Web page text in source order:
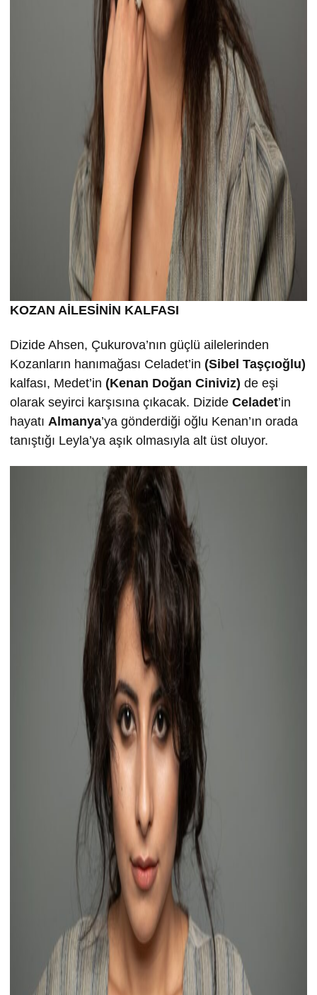
KOZAN AİLESİNİN KALFASI
Dizide Ahsen, Çukurova’nın güçlü ailelerinden
Kozanların hanımağası Celadet’in (Sibel Taşçıoğlu)
kalfası, Medet’in (Kenan Doğan Ciniviz) de eşi
olarak seyirci karşısına çıkacak. Dizide Celadet’in
hayatı Almanya’ya gönderdiği oğlu Kenan’ın orada
tanıştığı Leyla’ya aşık olmasıyla alt üst oluyor.